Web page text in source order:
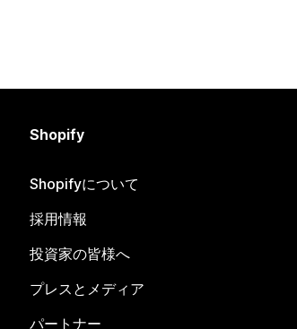
Shopify
Shopifyについて
採用情報
投資家の皆様へ
プレスとメディア
パートナー